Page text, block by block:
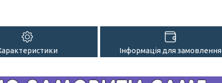
Інформація для замовлення